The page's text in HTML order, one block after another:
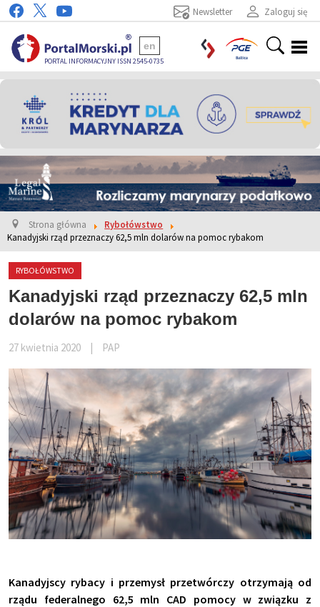
Zaloguj się
Newsletter
PORTAL INFORMACYJNY ISSN 2545-0735
en
Strona główna
Rybołówstwo
Kanadyjski rząd przeznaczy 62,5 mln dolarów na pomoc rybakom
RYBOŁÓWSTWO
Kanadyjski rząd przeznaczy 62,5 mln
dolarów na pomoc rybakom
27 kwietnia 2020 PAP
Kanadyjscy rybacy i przemysł przetwórczy otrzymają od
rządu federalnego 62,5 mln CAD pomocy w związku z